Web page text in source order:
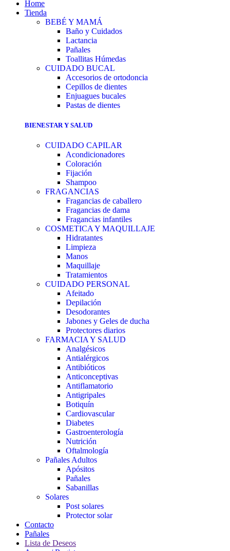
Home
Tienda
BEBÉ Y MAMÁ
Baño y Cuidados
Lactancia
Pañales
Toallitas Húmedas
CUIDADO BUCAL
Accesorios de ortodoncia
Cepillos de dientes
Enjuagues bucales
Pastas de dientes
BIENESTAR Y SALUD
CUIDADO CAPILAR
Acondicionadores
Coloración
Fijación
Shampoo
FRAGANCIAS
Fragancias de caballero
Fragancias de dama
Fragancias infantiles
COSMETICA Y MAQUILLAJE
Hidratantes
Limpieza
Manos
Maquillaje
Tratamientos
CUIDADO PERSONAL
Afeitado
Depilación
Desodorantes
Jabones y Geles de ducha
Protectores diarios
FARMACIA Y SALUD
Analgésicos
Antialérgicos
Antibióticos
Anticonceptivas
Antiflamatorio
Antigripales
Botiquín
Cardiovascular
Diabetes
Gastroenterología
Nutrición
Oftalmología
Pañales Adultos
Apósitos
Pañales
Sabanillas
Solares
Post solares
Protector solar
Contacto
Pañales
Lista de Deseos